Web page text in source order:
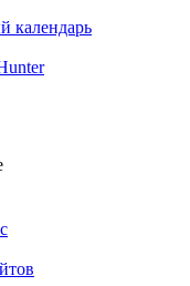
календарь